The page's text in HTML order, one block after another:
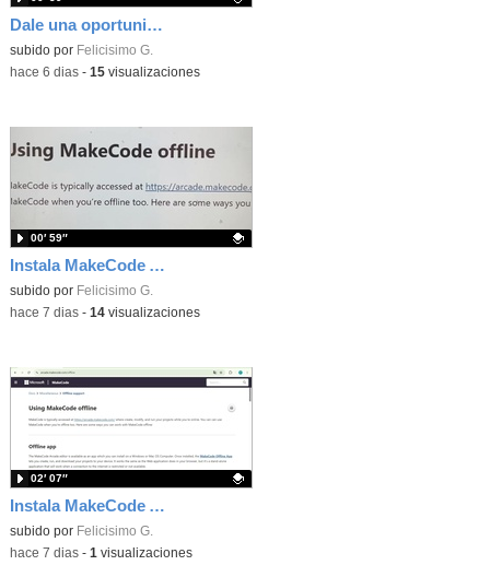
Dale una oportunidad a los Chromebooks y utiliza un proyector para realizar talleres si no tienes pantallas táctiles
Contenido educativo.
subido por Felicisimo G.
-hace 6 dias- 15visualizaciones
Instala MakeCode Arcade para trabajar offline en tu tablet, ordenador, Chromebook
Contenido educativo.
subido por Felicisimo G.
00′ 59″
-hace 7 dias- 14visualizaciones
Instala MakeCode Arcade offline para programar grandes juegos sin necesidad de Internet
Contenido educativo.
subido por Felicisimo G.
02′ 07″
-hace 7 dias- 1 visualizaciones